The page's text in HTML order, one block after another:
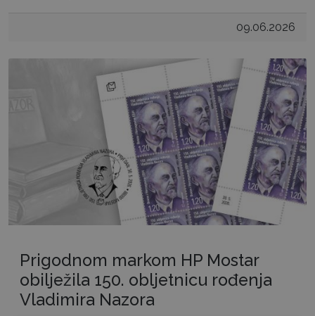
09.06.2026
Prigodnom markom HP Mostar
obilježila 150. obljetnicu rođenja
Vladimira Nazora